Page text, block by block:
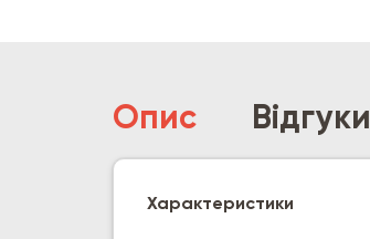
Опис Відгуки
Характеристики